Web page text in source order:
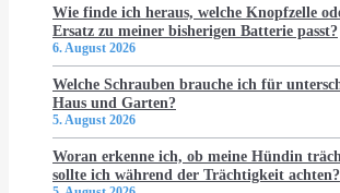
Wie finde ich heraus, welche Knopfzelle
Ersatz zu meiner bisherigen Batterie passt?
6. August 2026
Welche Schrauben brauche ich für
Haus und Garten?
5. August 2026
Woran erkenne ich, ob meine Hündin
sollte ich während der Trächtigkeit achten?